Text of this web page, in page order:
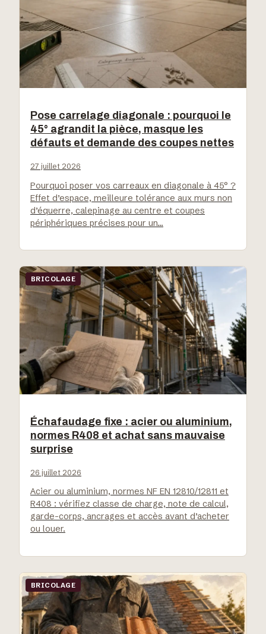
Pose carrelage diagonale : pourquoi le
45° agrandit la pièce, masque les
défauts et demande des coupes nettes
27 juillet 2026
Pourquoi poser vos carreaux en diagonale à 45° ?
Effet d’espace, meilleure tolérance aux murs non
d’équerre, calepinage au centre et coupes
périphériques précises pour un…
BRICOLAGE
Échafaudage fixe : acier ou aluminium,
normes R408 et achat sans mauvaise
surprise
26 juillet 2026
Acier ou aluminium, normes NF EN 12810/12811 et
R408 : vérifiez classe de charge, note de calcul,
garde-corps, ancrages et accès avant d’acheter
ou louer.
BRICOLAGE